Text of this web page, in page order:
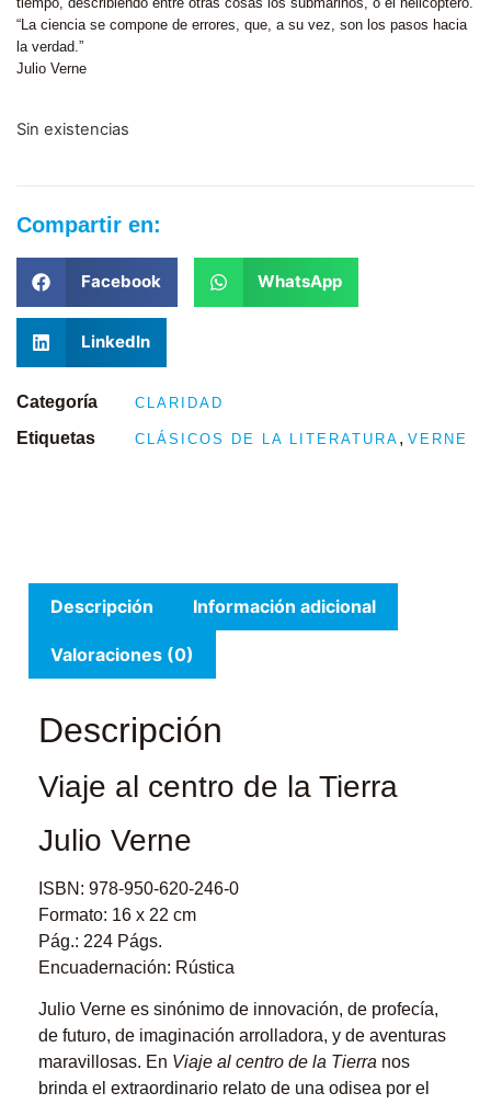
“La ciencia se compone de errores, que, a su vez, son los pasos hacia
la verdad.”
Julio Verne
Sin existencias
Compartir en:
Facebook WhatsApp
LinkedIn
Categoría CLARIDAD
Etiquetas CLÁSICOS DE LA LITERATURA , VERNE
Descripción Información adicional
Valoraciones (0)
Descripción
Viaje al centro de la Tierra
Julio Verne
ISBN: 978-950-620-246-0
Formato: 16 x 22 cm
Pág.: 224 Págs.
Encuadernación: Rústica
Julio Verne es sinónimo de innovación, de profecía,
de futuro, de imaginación arrolladora, y de aventuras
maravillosas. En Viaje al centro de la Tierra nos
brinda el extraordinario relato de una odisea por el